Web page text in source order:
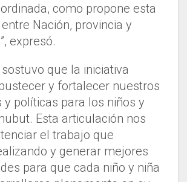
como propone esta
Nación, provincia y
expresó.
que la iniciativa
y fortalecer nuestros
y políticas para los niños y
Esta articulación nos
el trabajo que
y generar mejores
para que cada niño y niña